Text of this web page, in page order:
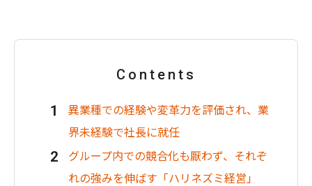
Contents
異業種での経験や変革力を評価され、業
界未経験で社長に就任
グループ内での競合化も厭わず、それぞ
れの強みを伸ばす「ハリネズミ経営」